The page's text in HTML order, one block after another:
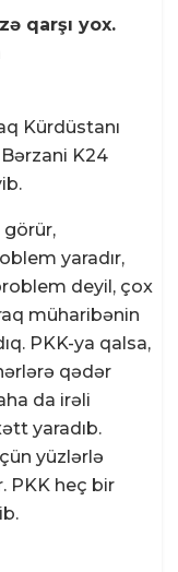
qarşı yox.
Kürdüstanı
K24
yaradır,
deyil, çox
müharibənin
PKK-ya qalsa,
qədər
da irəli
yaradıb.
yüzlərlə
PKK heç bir